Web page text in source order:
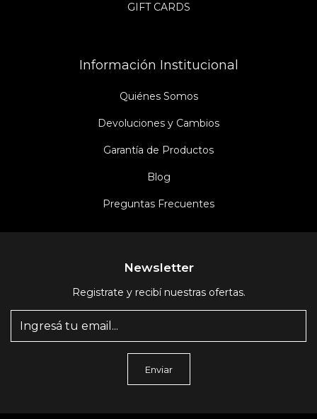
GIFT CARDS
Información Institucional
Quiénes Somos
Devoluciones y Cambios
Garantía de Productos
Blog
Preguntas Frecuentes
Newsletter
Registrate y recibí nuestras ofertas.